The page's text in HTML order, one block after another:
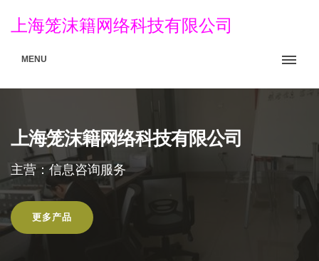
上海笼沫籍网络科技有限公司
MENU
上海笼沫籍网络科技有限公司
主营：信息咨询服务
更多产品